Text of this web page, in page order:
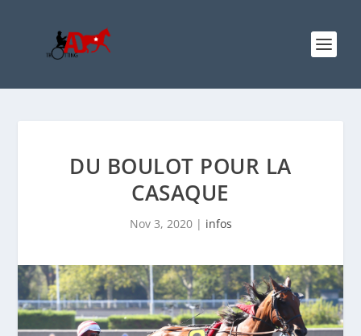
DU BOULOT POUR LA
CASAQUE
Nov 3, 2020| infos